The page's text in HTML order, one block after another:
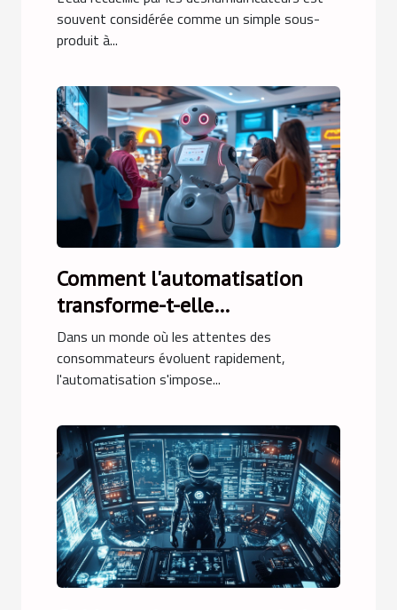
souvent considérée comme un simple sous-
produit à...
Comment l'automatisation
transforme-t-elle
l'engagement client ?
Dans un monde où les attentes des
consommateurs évoluent rapidement,
l'automatisation s'impose...